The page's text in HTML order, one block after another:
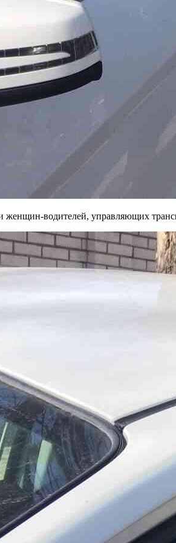
женщин-водителей, управляющих